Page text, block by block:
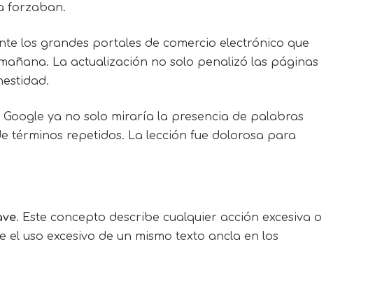
forzaban.
los grandes portales de comercio electrónico que
La actualización no solo penalizó las páginas
ya no solo miraría la presencia de palabras
términos repetidos. La lección fue dolorosa para
. Este concepto describe cualquier acción excesiva o
uso excesivo de un mismo texto ancla en los